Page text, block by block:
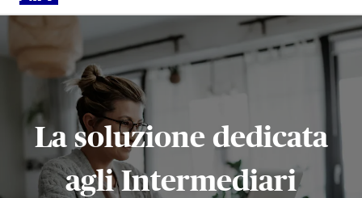
La soluzione dedicata
agli Intermediari